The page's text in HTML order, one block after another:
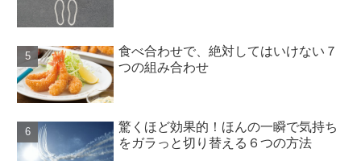
食べ合わせで、絶対してはいけない７
つの組み合わせ
驚くほど効果的！ほんの一瞬で気持ち
をガラっと切り替える６つの方法